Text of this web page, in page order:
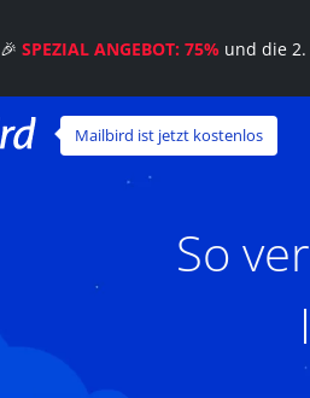
Mailbird ist jetzt kostenlos
So
🎉SPEZIAL ANGEBOT: 75% und die